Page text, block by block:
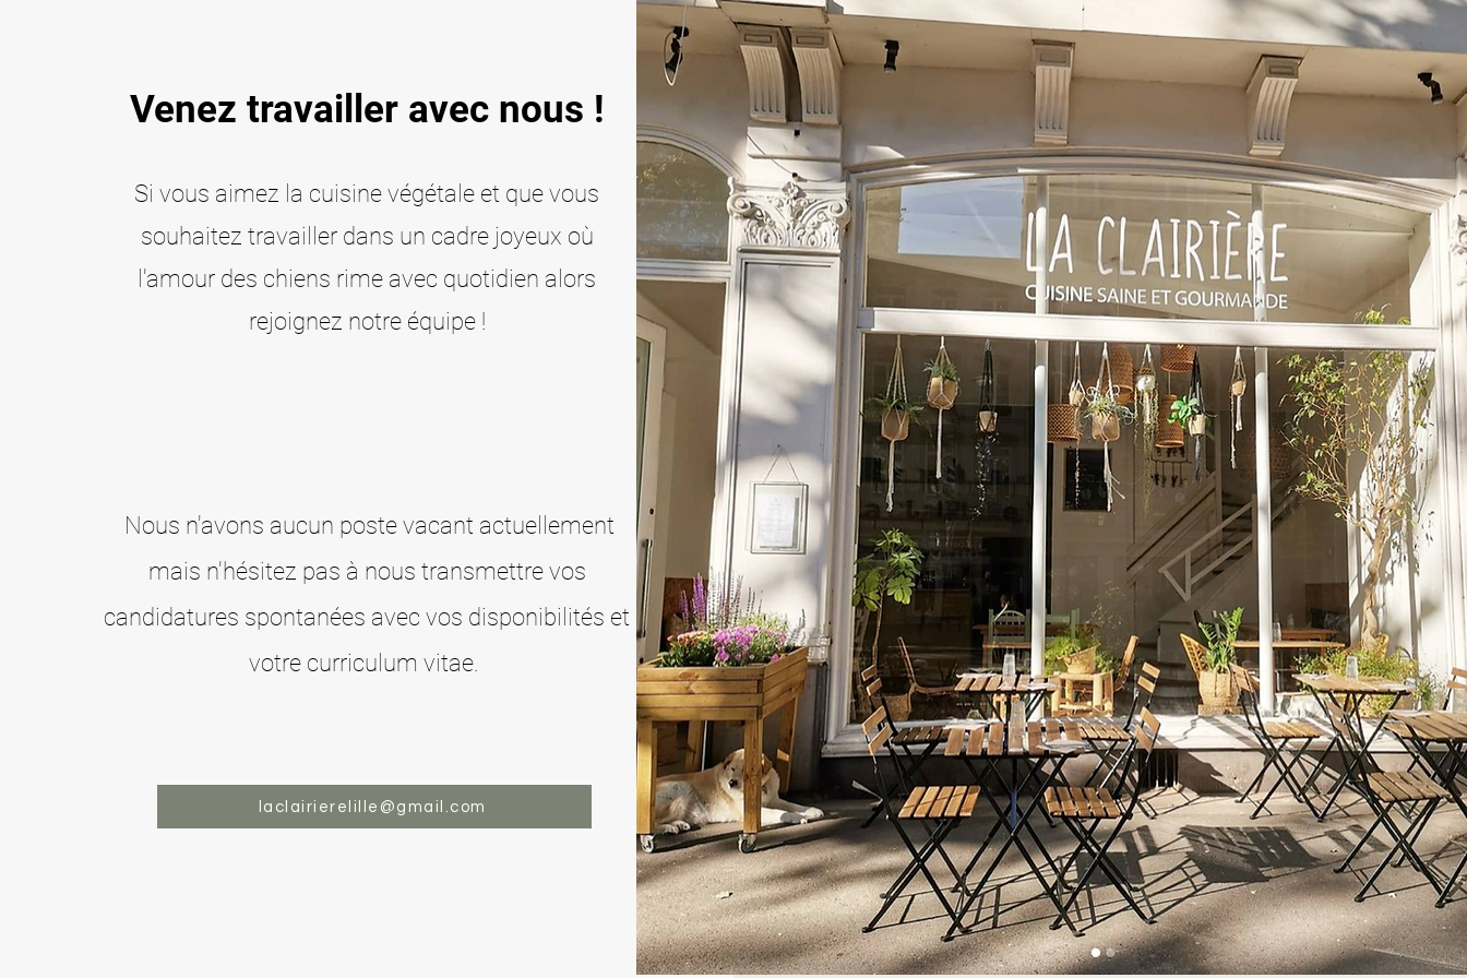
Venez travailler avec nous !
Si vous aimez la cuisine végétale et que vous
souhaitez travailler dans un cadre joyeux où
l'amour des chiens rime avec quotidien alors
rejoignez notre équipe !
Nous n'avons aucun poste vacant actuellement
mais n'hésitez pas à nous transmettre vos
candidatures spontanées avec vos disponibilités et
votre curriculum vitae.
laclairierelille@gmail.com